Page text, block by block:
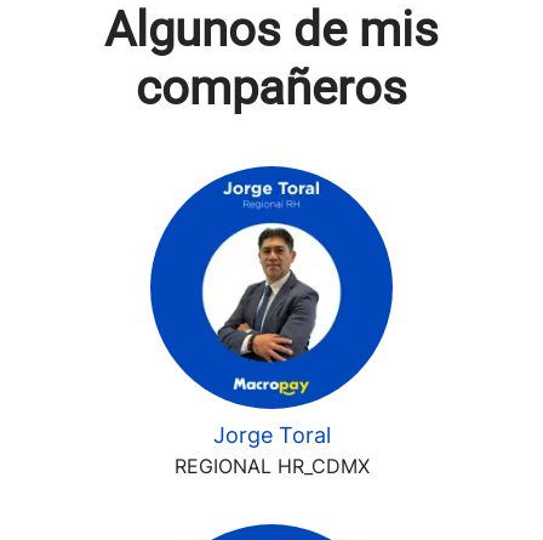
Algunos de mis
compañeros
Jorge Toral
REGIONAL HR_CDMX